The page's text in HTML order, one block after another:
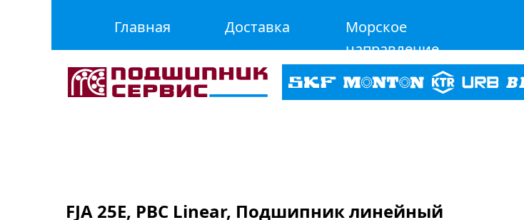
Главная Доставка
Морское
направление
FJA 25E, PBC Linear, Подшипник линейный